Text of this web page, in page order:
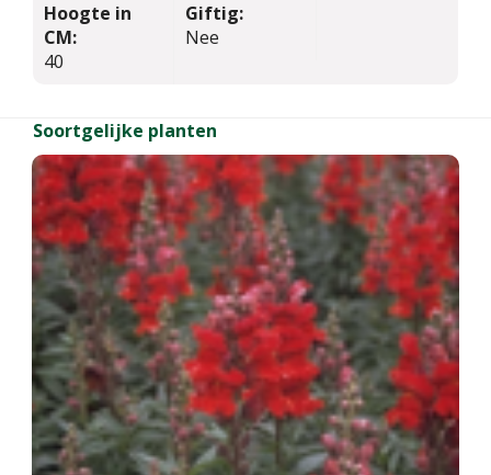
Hoogte in
CM:
40
Giftig:
Nee
Soortgelijke planten